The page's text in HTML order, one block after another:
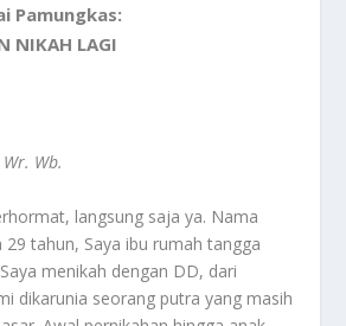
Pamungkas:
NIKAH LAGI
Wb.
langsung saja ya. Nama
29 tahun, Saya ibu rumah tangga
menikah dengan DD, dari
dikarunia seorang putra yang masih